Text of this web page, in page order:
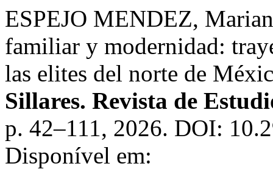
ESPEJO MENDEZ,
familiar y modernidad:
las elites del norte de
Sillares. Revista de
p. 42–111, 2026. DOI:
Disponível em: